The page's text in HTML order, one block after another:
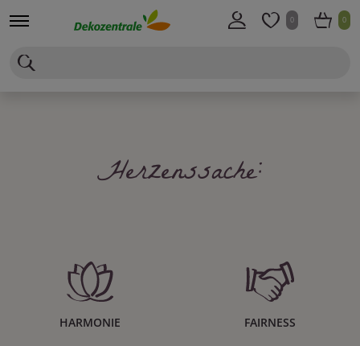
0 0
Herzenssache:
HARMONIE FAIRNESS